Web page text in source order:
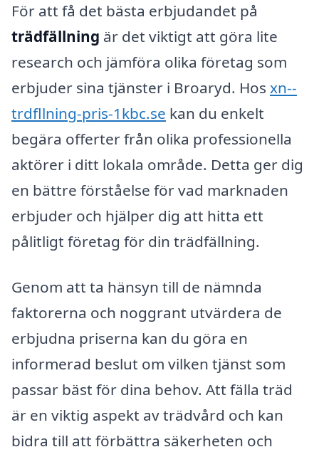
För att få det bästa erbjudandet på
trädfällning är det viktigt att göra lite
research och jämföra olika företag som
erbjuder sina tjänster i Broaryd. Hos xn--
trdfllning-pris-1kbc.se kan du enkelt
begära offerter från olika professionella
aktörer i ditt lokala område. Detta ger dig
en bättre förståelse för vad marknaden
erbjuder och hjälper dig att hitta ett
pålitligt företag för din trädfällning.
Genom att ta hänsyn till de nämnda
faktorerna och noggrant utvärdera de
erbjudna priserna kan du göra en
informerad beslut om vilken tjänst som
passar bäst för dina behov. Att fälla träd
är en viktig aspekt av trädvård och kan
bidra till att förbättra säkerheten och